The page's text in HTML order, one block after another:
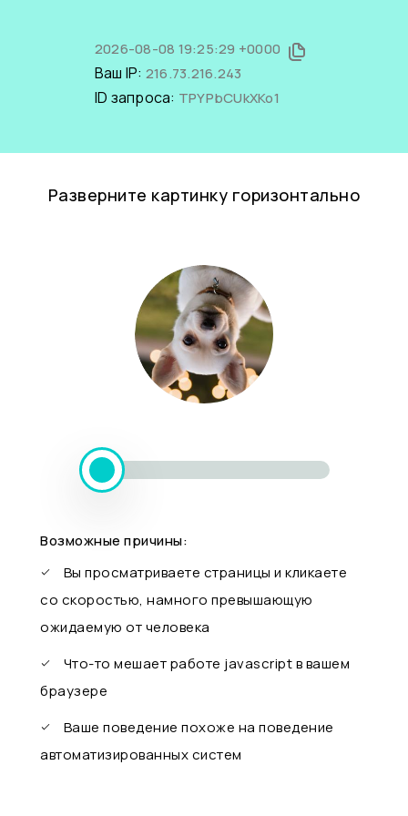
2026-08-08 19:25:29 +0000
Ваш IP: 216.73.216.243
ID запроса: TPYPbCUkXKo1
Разверните картинку горизонтально
Возможные причины:
Вы просматриваете страницы и кликаете
со скоростью, намного превышающую
ожидаемую от человека
Что-то мешает работе javascript в вашем
браузере
Ваше поведение похоже на поведение
автоматизированных систем